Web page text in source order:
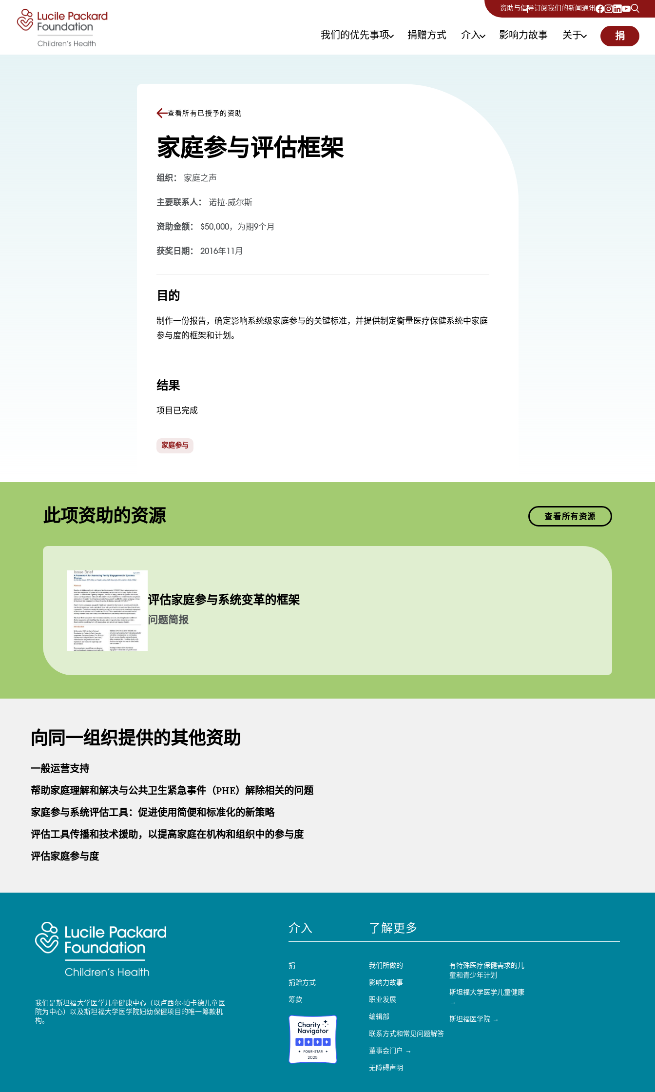
跳至内容 资助与倡导订阅我们的新闻通讯
我们的优先事项 捐赠方式 介入 影响力故事 关于 捐
查看所有已授予的资助
家庭参与评估框架
组织： 家庭之声
主要联系人： 诺拉·威尔斯
资助金额： $50,000，为期9个月
获奖日期： 2016年11月
目的
制作一份报告，确定影响系统级家庭参与的关键标准，并提供制定衡量医疗保健系统中家庭
参与度的框架和计划。
结果
项目已完成
家庭参与
此项资助的资源 查看所有资源
评估家庭参与系统变革的框架
问题简报
向同一组织提供的其他资助
一般运营支持
帮助家庭理解和解决与公共卫生紧急事件（PHE）解除相关的问题
家庭参与系统评估工具：促进使用简便和标准化的新策略
评估工具传播和技术援助，以提高家庭在机构和组织中的参与度
评估家庭参与度
我们是斯坦福大学医学儿童健康中心（以卢西尔·帕卡德儿童医
院为中心）以及斯坦福大学医学院妇幼保健项目的唯一筹款机
构。
介入
捐
捐赠方式
筹款
了解更多
我们所做的
影响力故事
职业发展
编辑部
联系方式和常见问题解答
董事会门户
无障碍声明
有特殊医疗保健需求的儿
童和青少年计划
斯坦福大学医学儿童健康
斯坦福医学院